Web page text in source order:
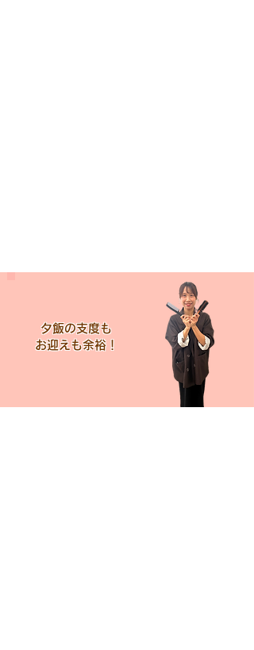
夕飯の支度も
​お迎えも余裕！